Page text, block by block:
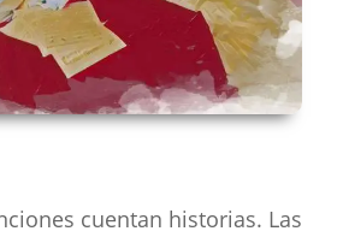
cuentan historias. Las